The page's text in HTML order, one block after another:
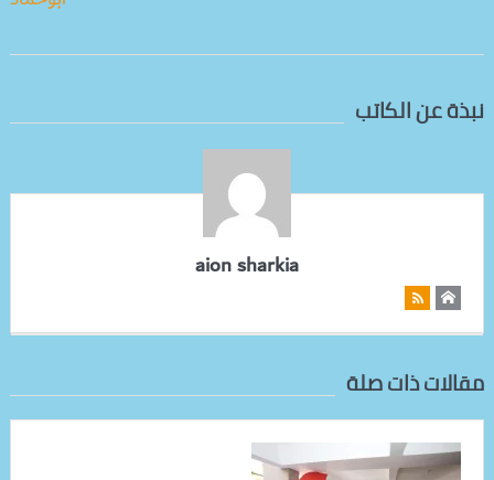
نبذة عن الكاتب
aion sharkia
مقالات ذات صلة